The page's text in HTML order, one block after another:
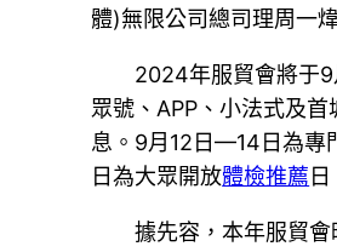
體)無限公司總司理周一
2024年服貿會將于9
眾號、APP、小法式及首
息。9月12日—14日為專
日為大眾開放體檢推薦
據先容，本年服貿會